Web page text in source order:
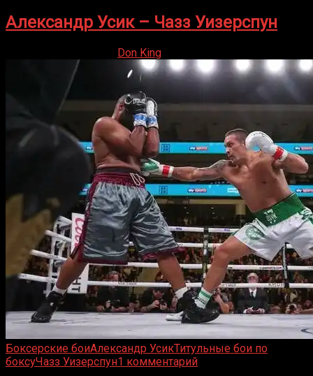
Александр Усик – Чазз Уизерспун
Don King
Боксерские боиАлександр УсикТитульные бои по
боксуЧазз Уизерспун1 комментарий